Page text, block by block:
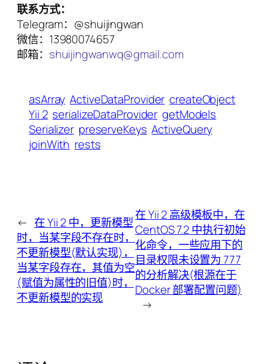
联系方式：
Telegram：@shuijingwan
微信：13980074657
邮箱： shuijingwanwq@gmail.com
asArray ActiveDataProvider createObject
Yii 2 serializeDataProvider getModels
Serializer preserveKeys ActiveQuery
joinWith rests
← 在 Yii 2 中，更新模型
时，当某字段不存在时，
不更新模型(默认实现)，
当某字段存在，其值为空
(赋值为属性的旧值)时，
不更新模型的实现
在 Yii 2 高级模板中，在
CentOS 7.2 中执行初始
化命令，一些应用下的
目录权限未设置为 777
的分析解决(根源在于
Docker 部署配置问题)
→